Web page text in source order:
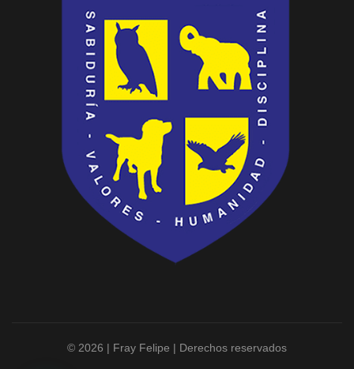
© 2026 | Fray Felipe | Derechos reservados